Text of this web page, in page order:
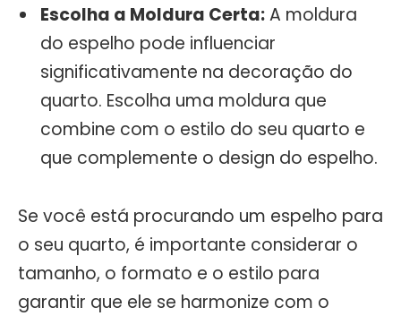
Escolha a Moldura Certa:A moldura
do espelho pode influenciar
significativamente na decoração do
quarto. Escolha uma moldura que
combine com o estilo do seu quarto e
que complemente o design do espelho.
Se você está procurando um espelho para
o seu quarto, é importante considerar o
tamanho, o formato e o estilo para
garantir que ele se harmonize com o